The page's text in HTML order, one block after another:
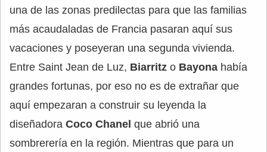
una de las zonas predilectas para que las familias
más acaudaladas de Francia pasaran aquí sus
vacaciones y poseyeran una segunda vivienda.
Entre Saint Jean de Luz, Biarritz o Bayona había
grandes fortunas, por eso no es de extrañar que
aquí empezaran a construir su leyenda la
diseñadora Coco Chanel que abrió una
sombrerería en la región. Mientras que para un